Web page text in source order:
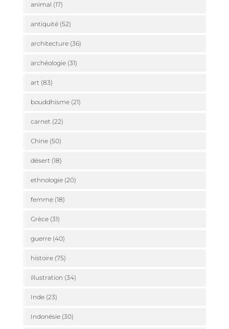
animal (17)
antiquité(52)
architecture(36)
archéologie(31)
art(83)
bouddhisme(21)
carnet(22)
Chine(50)
désert(18)
ethnologie(20)
femme(18)
Grèce(31)
guerre(40)
histoire(75)
illustration (34)
Inde(23)
Indonésie(30)